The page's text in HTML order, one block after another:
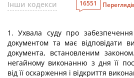
Інши кодекси
16551
1. Ухвала суду про
документом та має відповідати
документа, встановленим
негайному виконанню з дня її
від її оскарження і відкриття